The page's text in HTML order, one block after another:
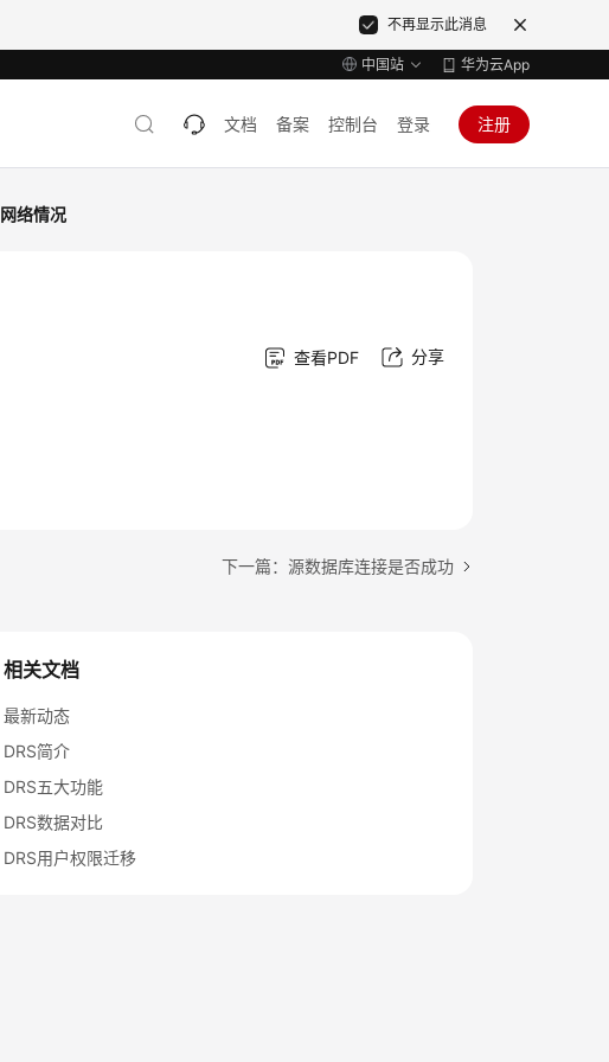
不再显示此消息
中国站 华为云App
文档 备案 控制台 登录 注册
网络情况
查看PDF 分享
下一篇：源数据库连接是否成功
相关文档
最新动态
DRS简介
DRS五大功能
DRS数据对比
DRS用户权限迁移